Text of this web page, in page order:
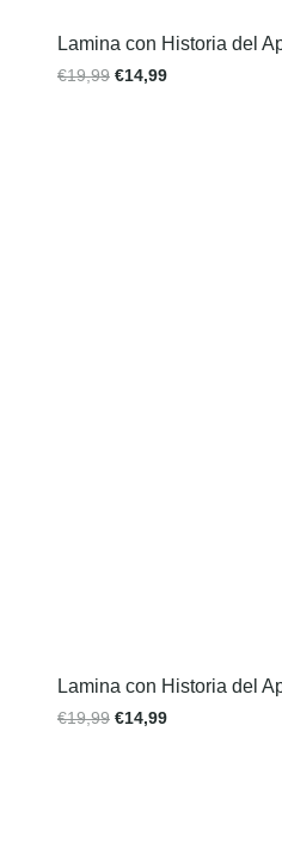
Lamina con Historia del
€19,99 €14,99
Lamina con Historia del
€19,99 €14,99